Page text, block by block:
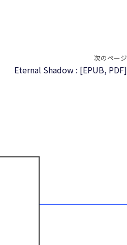
次のページ
Eternal Shadow : [EPUB, PDF]